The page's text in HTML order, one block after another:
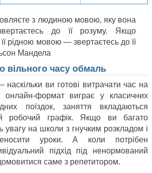
з людиною мовою, яку вона
до її розуму. Якщо
рідною мовою — звертаєтесь до її
Мандела
вільного часу обмаль
ви готові витрачати час на
онлайн-формат виграє у класичних
поїздок, заняття вкладаються
робочий графік. Якщо ви багато
увагу на школи з гнучким розкладом і
уроки. А коли потрібен
підхід під ненормований
саме з репетитором.